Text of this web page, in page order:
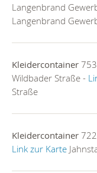
Langenbrand
Langenbrand
Kleidercontainer
Wildbader Straße -
Straße
Kleidercontainer
Link zur Karte